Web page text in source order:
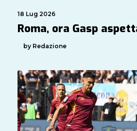
18 Lug 2026
Roma, ora Gasp
by Redazione